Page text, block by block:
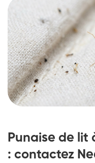
Punaise de lit
: contactez